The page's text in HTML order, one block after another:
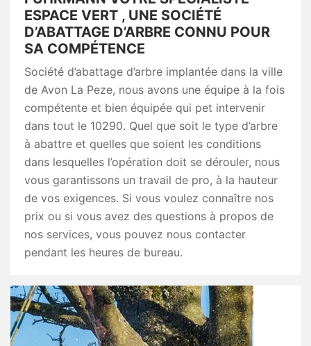
ESPACE VERT , UNE SOCIÉTÉ
D’ABATTAGE D’ARBRE CONNU POUR
SA COMPÉTENCE
Société d’abattage d’arbre implantée dans la ville
de Avon La Peze, nous avons une équipe à la fois
compétente et bien équipée qui pet intervenir
dans tout le 10290. Quel que soit le type d’arbre
à abattre et quelles que soient les conditions
dans lesquelles l’opération doit se dérouler, nous
vous garantissons un travail de pro, à la hauteur
de vos exigences. Si vous voulez connaître nos
prix ou si vous avez des questions à propos de
nos services, vous pouvez nous contacter
pendant les heures de bureau.